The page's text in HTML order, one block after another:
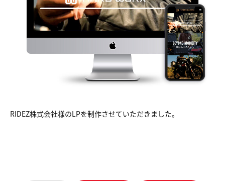
RIDEZ株式会社様のLPを制作させていただきました。